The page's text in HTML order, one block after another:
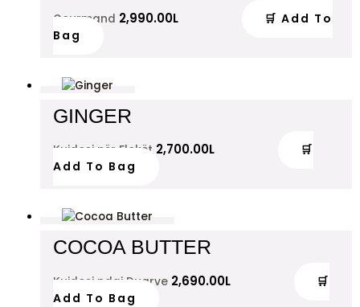
Gourmand 2,990.00L
🛒 Add To
Bag
GINGER
Kujdesi për Flokët 2,700.00L
🛒
Add To Bag
COCOA BUTTER
Kujdesi ndaj Duarve 2,690.00L
🛒
Add To Bag